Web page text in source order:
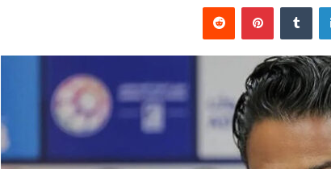
لینکداین پینتریست